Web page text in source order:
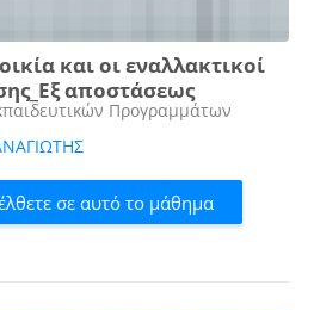
και οι εναλλακτικοί
αποστάσεως
Προγραμμάτων
σε αυτό το μάθημα